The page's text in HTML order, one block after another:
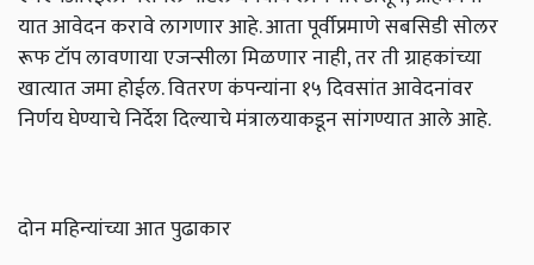
यात आवेदन करावे लागणार आहे. आता पूर्वीप्रमाणे सबसिडी सोलर
रूफ टॉप लावणाया एजन्सीला मिळणार नाही, तर ती ग्राहकांच्या
खात्यात जमा होईल. वितरण कंपन्यांना १५ दिवसांत आवेदनांवर
निर्णय घेण्याचे निर्देश दिल्याचे मंत्रालयाकडून सांगण्यात आले आहे.
दोन महिन्यांच्या आत पुढाकार